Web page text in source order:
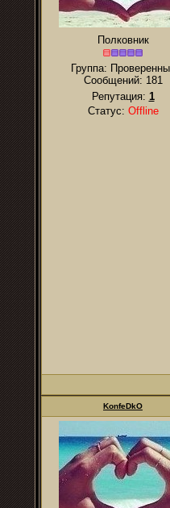
Полковник
Группа:
Сообщений: 181
Репутация: 1
Статус: Offline
KonfeDkO